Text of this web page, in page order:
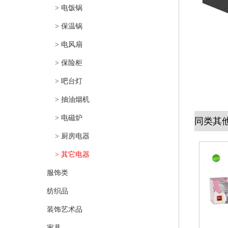
> 电饭锅
> 保温锅
> 电风扇
> 保险柜
> 吧台灯
> 抽油烟机
> 电磁炉
> 厨房电器
> 其它电器
服饰类
纺织品
装饰艺术品
同类其